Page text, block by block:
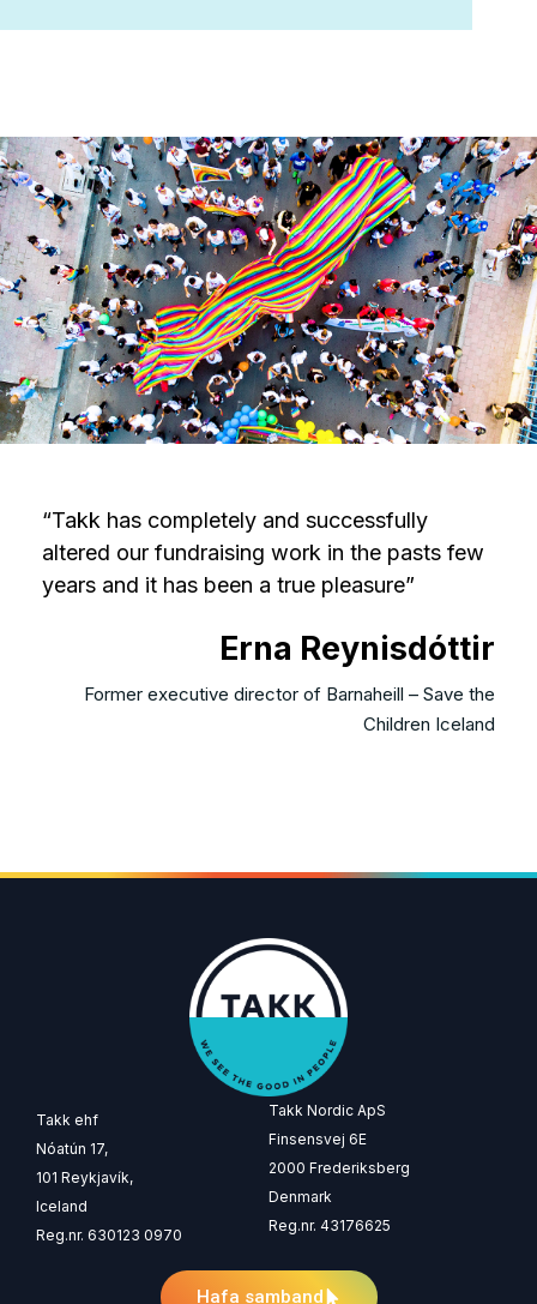
“Takk has completely and successfully
altered our fundraising work in the pasts few
years and it has been a true pleasure”
Erna Reynisdóttir​
Former executive director of Barnaheill – Save the
Children Iceland
Takk ehf
Nóatún 17,
101 Reykjavík,
Iceland
Reg.nr. 630123 0970
Takk Nordic ApS
Finsensvej 6E
2000 Frederiksberg
Denmark
Reg.nr. 43176625
Hafa samband